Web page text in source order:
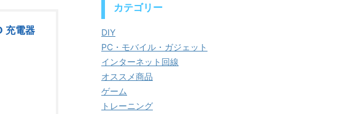
充電器
カテゴリー
DIY
PC・モバイル・ガジェット
インターネット回線
オススメ商品
ゲーム
トレーニング